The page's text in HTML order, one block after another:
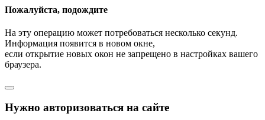
Пожалуйста, подождите
На эту операцию может потребоваться несколько секунд.
Информация появится в новом окне,
если открытие новых окон не запрещено в настройках вашего
браузера.
Нужно авторизоваться на сайте